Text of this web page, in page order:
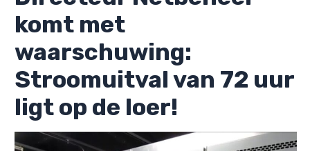
komt met
waarschuwing:
Stroomuitval van 72 uur
ligt op de loer!